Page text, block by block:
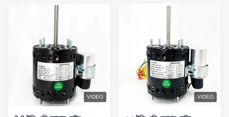
0.90 2 3200 TDR-140-2 140
120 60 1.94 2 3200 TDR-180-2
200-2 200 115 60 ...
VIDEO VIDEO